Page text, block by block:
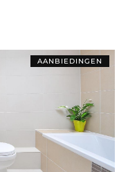
AANBIEDINGEN